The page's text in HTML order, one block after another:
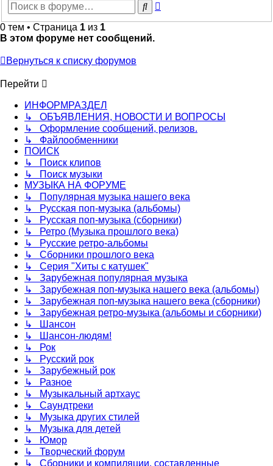
Поиск
0 тем • Страница 1 из 1
В этом форуме нет сообщений.
Вернуться к списку форумов
Перейти
ИНФОРМРАЗДЕЛ
↳ ОБЪЯВЛЕНИЯ, НОВОСТИ И ВОПРОСЫ
↳ Оформление сообщений, релизов.
↳ Файлообменники
ПОИСК
↳ Поиск клипов
↳ Поиск музыки
МУЗЫКА НА ФОРУМЕ
↳ Популярная музыка нашего века
↳ Русская поп-музыка (альбомы)
↳ Русская поп-музыка (сборники)
↳ Ретро (Музыка прошлого века)
↳ Русские ретро-альбомы
↳ Сборники прошлого века
↳ Серия "Хиты с катушек"
↳ Зарубежная популярная музыка
↳ Зарубежная поп-музыка нашего века (альбомы)
↳ Зарубежная поп-музыка нашего века (сборники)
↳ Зарубежная ретро-музыка (альбомы и сборники)
↳ Шансон
↳ Шансон-людям!
↳ Рок
↳ Русский рок
↳ Зарубежный рок
↳ Разное
↳ Музыкальный артхаус
↳ Саундтреки
↳ Музыка других стилей
↳ Музыка для детей
↳ Юмор
↳ Творческий форум
↳ Сборники и компиляции, составленные